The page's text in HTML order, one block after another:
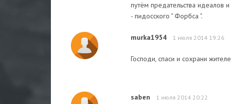
путём предательства идеалов
- пидосского " Форбса ".
murka1954 1 июля 2014 19:26
Господи, спаси и сохрани
saben 1 июля 2014 20:22